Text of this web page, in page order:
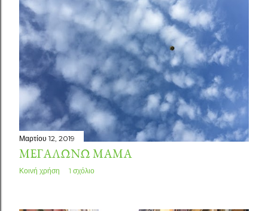
Μαρτίου 12, 2019
ΜΕΓΑΛΏΝΩ ΜΑΜΆ
Κοινή χρήση 1 σχόλιο